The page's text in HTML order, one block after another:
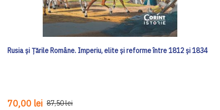
Rusia și Țările Române. Imperiu, elite și reforme între 1812 și 1834
70,00 lei 87,50 lei